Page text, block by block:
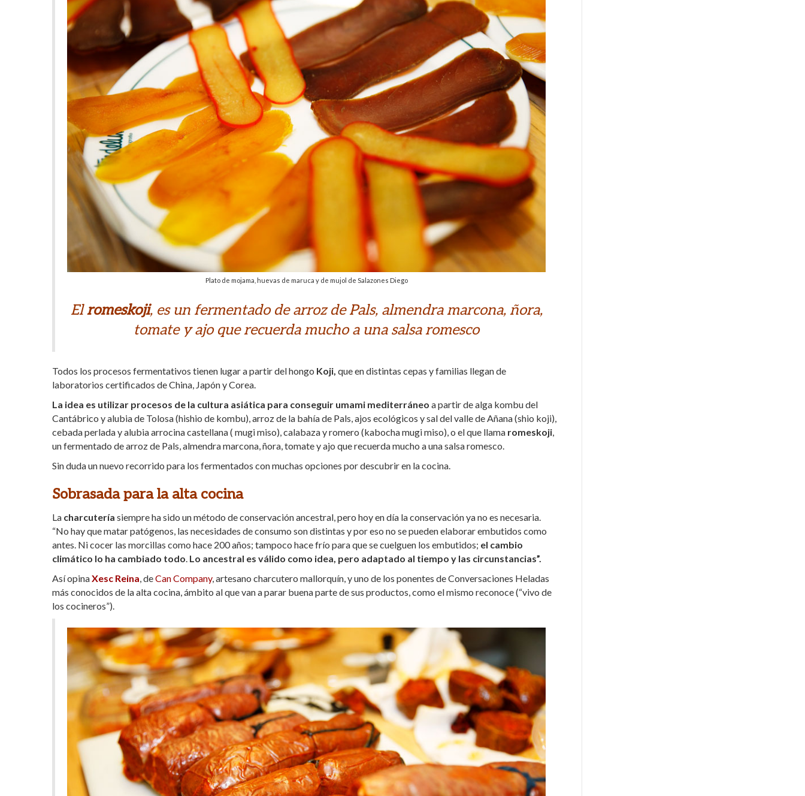
Plato de mojama, huevas de maruca y de mujol de Salazones Diego
Elromeskoji, es un fermentado de arroz de Pals, almendra marcona, ñora,
tomate y ajo que recuerda mucho a una salsa romesco
Todos los procesos fermentativos tienen lugar a partir del hongo Koji, que en distintas cepas y familias llegan de
laboratorios certificados de China, Japón y Corea.
La idea es utilizar procesos de la cultura asiática para conseguir umami mediterráneo a partir de alga kombu del
Cantábrico y alubia de Tolosa (hishio de kombu), arroz de la bahía de Pals, ajos ecológicos y sal del valle de Añana (shio koji),
cebada perlada y alubia arrocina castellana ( mugi miso), calabaza y romero (kabocha mugi miso), o el que llama romeskoji,
un fermentado de arroz de Pals, almendra marcona, ñora, tomate y ajo que recuerda mucho a una salsa romesco.
Sin duda un nuevo recorrido para los fermentados con muchas opciones por descubrir en la cocina.
Sobrasada para la alta cocina
La charcutería siempre ha sido un método de conservación ancestral, pero hoy en día la conservación ya no es necesaria.
“No hay que matar patógenos, las necesidades de consumo son distintas y por eso no se pueden elaborar embutidos como
antes. Ni cocer las morcillas como hace 200 años; tampoco hace frío para que se cuelguen los embutidos; el cambio
climático lo ha cambiado todo. Lo ancestral es válido como idea, pero adaptado al tiempo y las circunstancias”.
Así opinaXesc Reina, deCan Company, artesano charcutero mallorquín, y uno de los ponentes de Conversaciones Heladas
más conocidos de la alta cocina, ámbito al que van a parar buena parte de sus productos, como el mismo reconoce (“vivo de
los cocineros”).